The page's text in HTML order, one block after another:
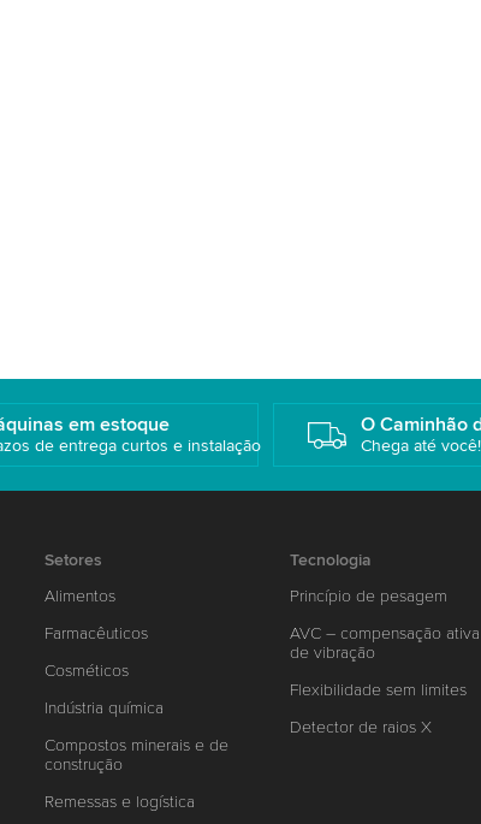
em estoque
de entrega curtos e instalação
O Caminhão
Chega até você!
Setores
Alimentos
Farmacêuticos
Cosméticos
Indústria química
Compostos minerais e de
construção
Remessas e logística
Tecnologia
Princípio de pesagem
AVC – compensação ativa
de vibração
Flexibilidade sem limites
Detector de raios X